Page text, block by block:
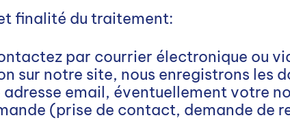
finalité du traitement:
par courrier électronique ou
sur notre site, nous enregistrons les
email, éventuellement votre
(prise de contact, demande de